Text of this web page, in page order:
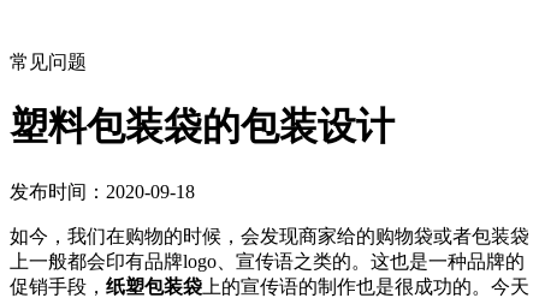
常见问题
塑料包装袋的包装设计
发布时间：2020-09-18
如今，我们在购物的时候，会发现商家给的购物袋或者包装袋
上一般都会印有品牌logo、宣传语之类的。这也是一种品牌的
促销手段， 纸塑包装袋 上的宣传语的制作也是很成功的。今天